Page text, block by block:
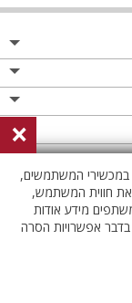
×
במכשירי המשתמשים,
חווית המשתמש,
מידע אודות
אפשרויות הסרה